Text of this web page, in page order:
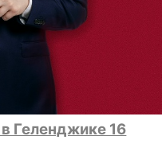
Геленджике 16